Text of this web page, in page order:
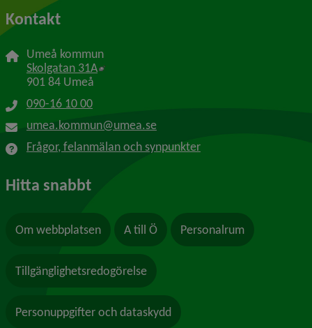
Kontakt
Umeå kommun
Skolgatan 31A Länk till annan webbplats, öppnas i nytt
901 84 Umeå
090-16 10 00
umea.kommun@umea.se
Frågor, felanmälan och synpunkter
Hitta snabbt
Om webbplatsen A till Ö Personalrum
Tillgänglighetsredogörelse
Personuppgifter och dataskydd